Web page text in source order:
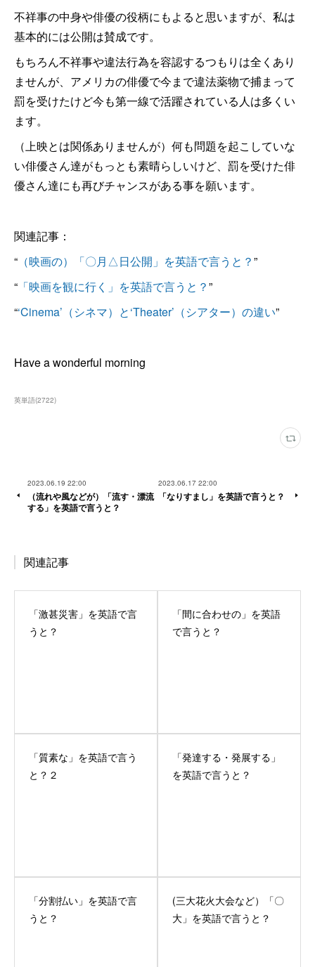
不祥事の中身や俳優の役柄にもよると思いますが、私は
基本的には公開は賛成です。
もちろん不祥事や違法行為を容認するつもりは全くあり
ませんが、アメリカの俳優で今まで違法薬物で捕まって
罰を受けたけど今も第一線で活躍されている人は多くい
ます。
（上映とは関係ありませんが）何も問題を起こしていな
い俳優さん達がもっとも素晴らしいけど、罰を受けた俳
優さん達にも再びチャンスがある事を願います。
関連記事：
“ （映画の）「〇月△日公開」を英語で言うと？”
“ 「映画を観に行く」を英語で言うと？”
“‘Cinema’（シネマ）と‘Theater’（シアター）の違い”
Have a wonderful morning
英単語(2722)
2023.06.19 22:00
（流れや風などが）「流す・漂流
する」を英語で言うと？
2023.06.17 22:00
「なりすまし」を英語で言うと？
関連記事
「激甚災害」を英語で言
うと？
「間に合わせの」を英語
で言うと？
「質素な」を英語で言う
と？２
「発達する・発展する」
を英語で言うと？
「分割払い」を英語で言
うと？
(三大花火大会など）「〇
大」を英語で言うと？